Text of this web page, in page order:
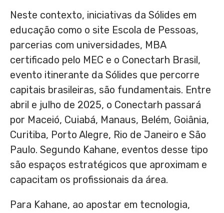
Neste contexto, iniciativas da Sólides em
educação como o site Escola de Pessoas,
parcerias com universidades, MBA
certificado pelo MEC e o Conectarh Brasil,
evento itinerante da Sólides que percorre
capitais brasileiras, são fundamentais. Entre
abril e julho de 2025, o Conectarh passará
por Maceió, Cuiabá, Manaus, Belém, Goiânia,
Curitiba, Porto Alegre, Rio de Janeiro e São
Paulo. Segundo Kahane, eventos desse tipo
são espaços estratégicos que aproximam e
capacitam os profissionais da área.
Para Kahane, ao apostar em tecnologia,